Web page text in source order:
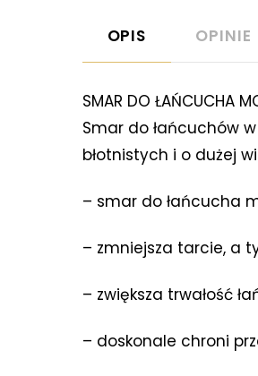
OPIS
SMAR DO ŁAŃCUCHA
Smar do łańcuchów
błotnistych i o dużej
– smar do łańcucha
– zmniejsza tarcie, a
– zwiększa trwałość
– doskonale chroni